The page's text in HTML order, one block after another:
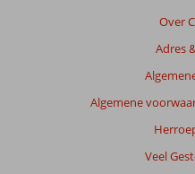
Over
Adres
Algemene
Veel